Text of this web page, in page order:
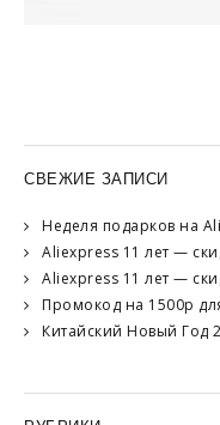
СВЕЖИЕ ЗАПИСИ
Неделя подарков на
Aliexpress 11 лет —
Aliexpress 11 лет —
Промокод на 1500р
Китайский Новый Год